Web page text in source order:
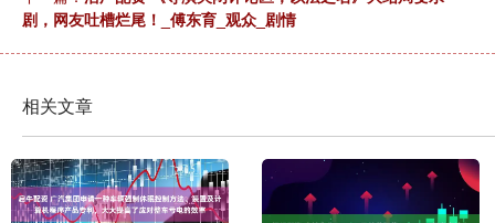
剧，网友吐槽烂尾！_傅东育_观众_剧情
相关文章